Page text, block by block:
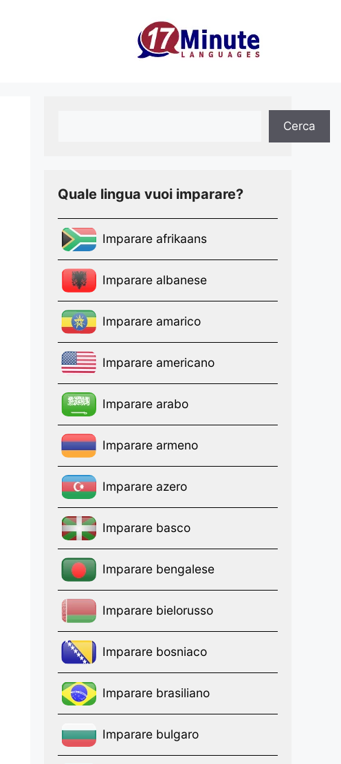
Cerca
Quale lingua vuoi imparare?
Imparare afrikaans
Imparare albanese
Imparare amarico
Imparare americano
Imparare arabo
Imparare armeno
Imparare azero
Imparare basco
Imparare bengalese
Imparare bielorusso
Imparare bosniaco
Imparare brasiliano
Imparare bulgaro